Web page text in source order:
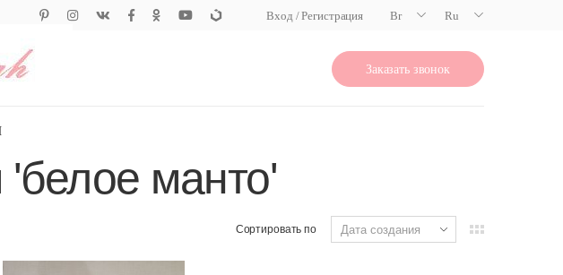
Вход / Регистрация Br Ru
Заказать звонок
'белое манто'
Сортировать по